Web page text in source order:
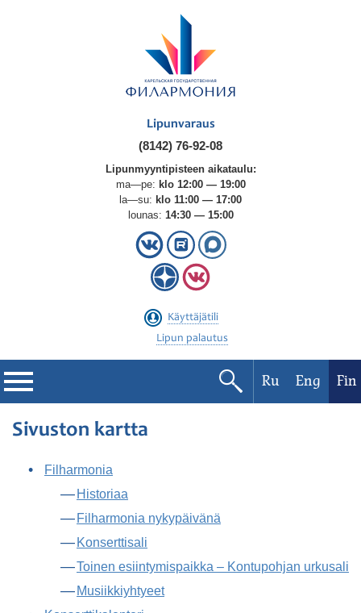
Lipunvaraus
(8142) 76-92-08
Lipunmyyntipisteen aikataulu:
ma—pe: klo 12:00 — 19:00
la—su: klo 11:00 — 17:00
lounas: 14:30 — 15:00
Käyttäjätili
Lipun palautus
Filharmonia
Konserttikalenteri
Festivaalit
Ru Eng Fin
Sivuston kartta
Filharmonia
Historiaa
Filharmonia nykypäivänä
Konserttisali
Toinen esiintymispaikka – Kontupohjan urkusali
Musiikkiyhtyeet